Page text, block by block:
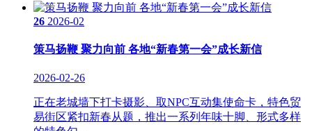
26 2026-02
策马扬鞭 聚力向前 各地“新春第一会”成长新信
2026-02-26
正在老城墙下打卡摄影、取NPC互动集使命卡，特色贸
易街区紧扣新春从题，推出一系列年味十脚、形式多样